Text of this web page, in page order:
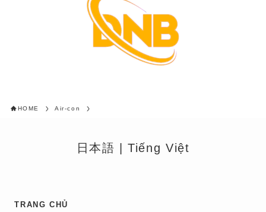
HOME Air-con
日本語 |Tiếng Việt
TRANG CHỦ